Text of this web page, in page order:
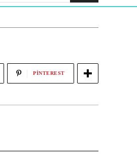
PINTEREST